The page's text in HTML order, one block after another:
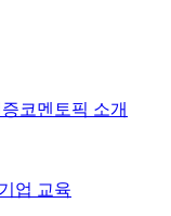
코멘토픽 소개
기업 교육